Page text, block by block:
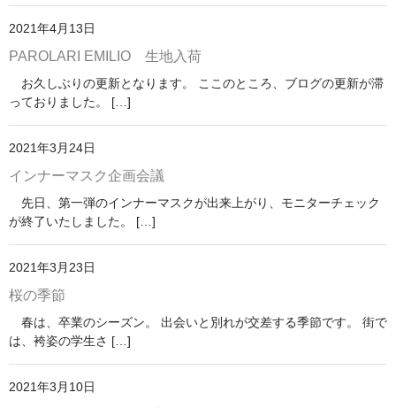
2021年4月13日
PAROLARI EMILIO 生地入荷
お久しぶりの更新となります。 ここのところ、ブログの更新が滞
っておりました。 […]
2021年3月24日
インナーマスク企画会議
先日、第一弾のインナーマスクが出来上がり、モニターチェック
が終了いたしました。 […]
2021年3月23日
桜の季節
春は、卒業のシーズン。 出会いと別れが交差する季節です。 街で
は、袴姿の学生さ […]
2021年3月10日